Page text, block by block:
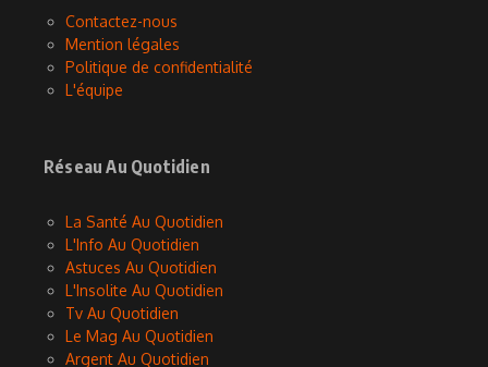
Contactez-nous
Mention légales
Politique de confidentialité
L'équipe
Réseau Au Quotidien
La Santé Au Quotidien
L'Info Au Quotidien
Astuces Au Quotidien
L'Insolite Au Quotidien
Tv Au Quotidien
Le Mag Au Quotidien
Argent Au Quotidien